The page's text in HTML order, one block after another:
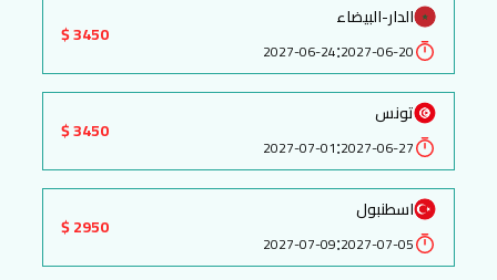
الدار-البيضاء
2027-06-20
:
2027-06-24
3450 $
تونس
2027-06-27
:
2027-07-01
3450 $
اسطنبول
2027-07-05
:
2027-07-09
2950 $